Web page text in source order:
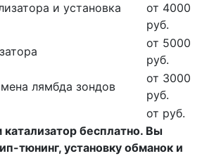
и установка
от 4000
руб.
от 5000
руб.
лямбда зондов
от 3000
руб.
от руб.
бесплатно. Вы
тюнинг, установку обманок и